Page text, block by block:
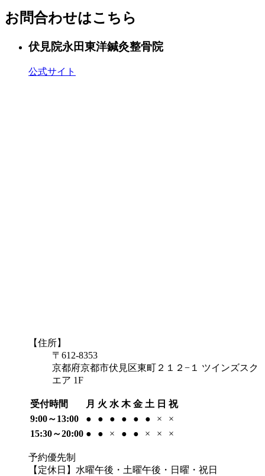
お問合わせはこちら
伏見院永田東洋鍼灸整骨院
公式サイト
【住所】
〒612-8353
京都府京都市伏見区東町２１２−１ ツインズスク
エア 1F
受付時間 月 火 水 木 金 土 日 祝
9:00～13:00
● ● ● ● ● ● ×
×
15:30～20:00 ● ● × ● ● × × ×
予約優先制
【定休日】水曜午後・土曜午後・日曜・祝日